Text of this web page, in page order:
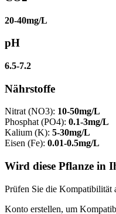
20-40mg/L
pH
6.5-7.2
Nährstoffe
Nitrat (NO3): 10-50mg/L
Phosphat (PO4): 0.1-3mg/L
Kalium (K): 5-30mg/L
Eisen (Fe): 0.01-0.5mg/L
Wird diese Pflanze in
Prüfen Sie die Kompatibilität
Konto erstellen, um